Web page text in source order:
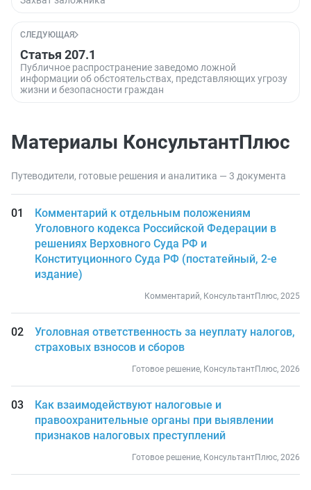
СЛЕДУЮЩАЯ
Статья 207.1
Публичное распространение заведомо ложной
информации об обстоятельствах, представляющих угрозу
жизни и безопасности граждан
Материалы КонсультантПлюс
Путеводители, готовые решения и аналитика — 3 документа
Комментарий к отдельным положениям
Уголовного кодекса Российской Федерации в
решениях Верховного Суда РФ и
Конституционного Суда РФ (постатейный, 2-е
издание)
Комментарий, КонсультантПлюс, 2025
Уголовная ответственность за неуплату налогов,
страховых взносов и сборов
Готовое решение, КонсультантПлюс, 2026
Как взаимодействуют налоговые и
правоохранительные органы при выявлении
признаков налоговых преступлений
Готовое решение, КонсультантПлюс, 2026